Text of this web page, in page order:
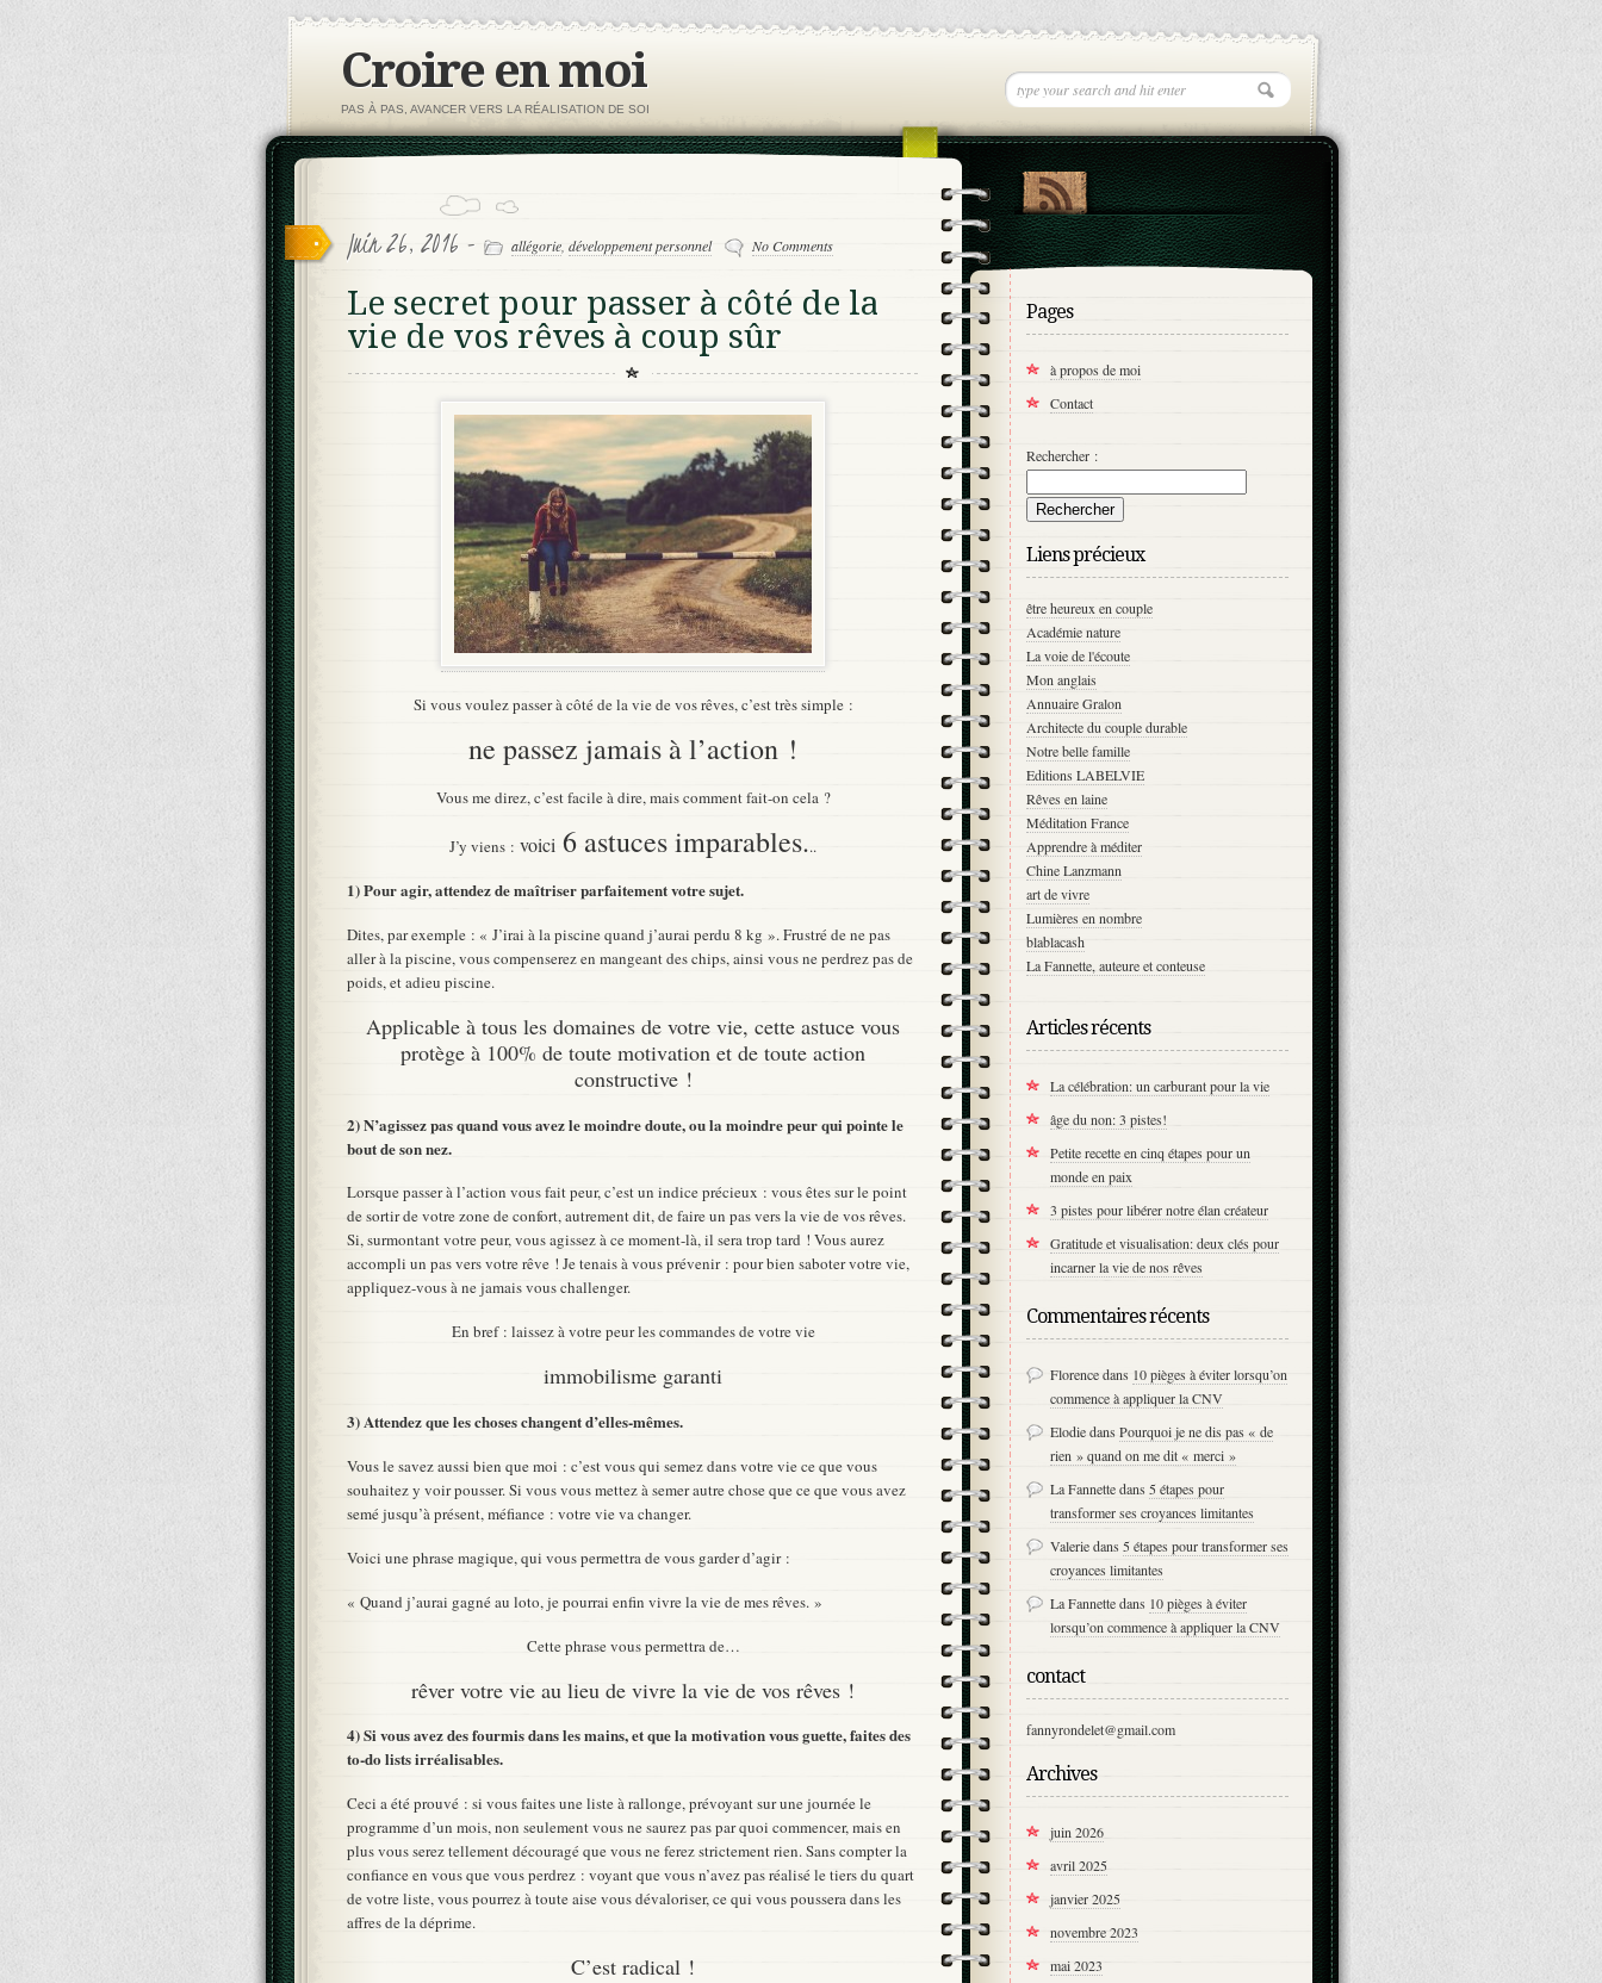
Croire en moi
PAS À PAS, AVANCER VERS LA RÉALISATION DE SOI
Juin 26, 2016 - allégorie développement personnel No Comments
Le secret pour passer à côté de la
vie de vos rêves à coup sûr
Si vous voulez passer à côté de la vie de vos rêves, c’est très simple :
ne passez jamais à l’action !
Vous me direz, c’est facile à dire, mais comment fait-on cela ?
J’y viens : voici 6 astuces imparables...
1) Pour agir, attendez de maîtriser parfaitement votre sujet.
Dites, par exemple : « J’irai à la piscine quand j’aurai perdu 8 kg ». Frustré de ne pas
aller à la piscine, vous compenserez en mangeant des chips, ainsi vous ne perdrez pas de
poids, et adieu piscine.
Applicable à tous les domaines de votre vie, cette astuce vous
protège à 100% de toute motivation et de toute action
constructive !
2) N’agissez pas quand vous avez le moindre doute, ou la moindre peur qui pointe le
bout de son nez.
Lorsque passer à l’action vous fait peur, c’est un indice précieux : vous êtes sur le point
de sortir de votre zone de confort, autrement dit, de faire un pas vers la vie de vos rêves.
Si, surmontant votre peur, vous agissez à ce moment-là, il sera trop tard ! Vous aurez
accompli un pas vers votre rêve ! Je tenais à vous prévenir : pour bien saboter votre vie,
appliquez-vous à ne jamais vous challenger.
En bref : laissez à votre peur les commandes de votre vie
immobilisme garanti
3) Attendez que les choses changent d’elles-mêmes.
Vous le savez aussi bien que moi : c’est vous qui semez dans votre vie ce que vous
souhaitez y voir pousser. Si vous vous mettez à semer autre chose que ce que vous avez
semé jusqu’à présent, méfiance : votre vie va changer.
Voici une phrase magique, qui vous permettra de vous garder d’agir :
« Quand j’aurai gagné au loto, je pourrai enfin vivre la vie de mes rêves. »
Cette phrase vous permettra de…
rêver votre vie au lieu de vivre la vie de vos rêves !
4) Si vous avez des fourmis dans les mains, et que la motivation vous guette, faites des
to-do lists irréalisables.
Ceci a été prouvé : si vous faites une liste à rallonge, prévoyant sur une journée le
programme d’un mois, non seulement vous ne saurez pas par quoi commencer, mais en
plus vous serez tellement découragé que vous ne ferez strictement rien. Sans compter la
confiance en vous que vous perdrez : voyant que vous n’avez pas réalisé le tiers du quart
de votre liste, vous pourrez à toute aise vous dévaloriser, ce qui vous poussera dans les
affres de la déprime.
C’est radical !
Pages
à propos de moi
Contact
Rechercher :
Liens précieux
être heureux en couple
Académie nature
La voie de l'écoute
Mon anglais
Annuaire Gralon
Architecte du couple durable
Notre belle famille
Editions LABELVIE
Rêves en laine
Méditation France
Apprendre à méditer
Chine Lanzmann
art de vivre
Lumières en nombre
blablacash
La Fannette, auteure et conteuse
Articles récents
La célébration: un carburant pour la vie
âge du non: 3 pistes!
Petite recette en cinq étapes pour un
monde en paix
3 pistes pour libérer notre élan créateur
Gratitude et visualisation: deux clés pour
incarner la vie de nos rêves
Commentaires récents
Florencedans 10 pièges à éviter lorsqu’on
commence à appliquer la CNV
ElodiedansPourquoi je ne dis pas « de
rien » quand on me dit « merci »
La Fannettedans 5 étapes pour
transformer ses croyances limitantes
Valeriedans 5 étapes pour transformer ses
croyances limitantes
La Fannettedans 10 pièges à éviter
lorsqu’on commence à appliquer la CNV
contact
fannyrondelet@gmail.com
Archives
juin 2026
avril 2025
janvier 2025
novembre 2023
mai 2023